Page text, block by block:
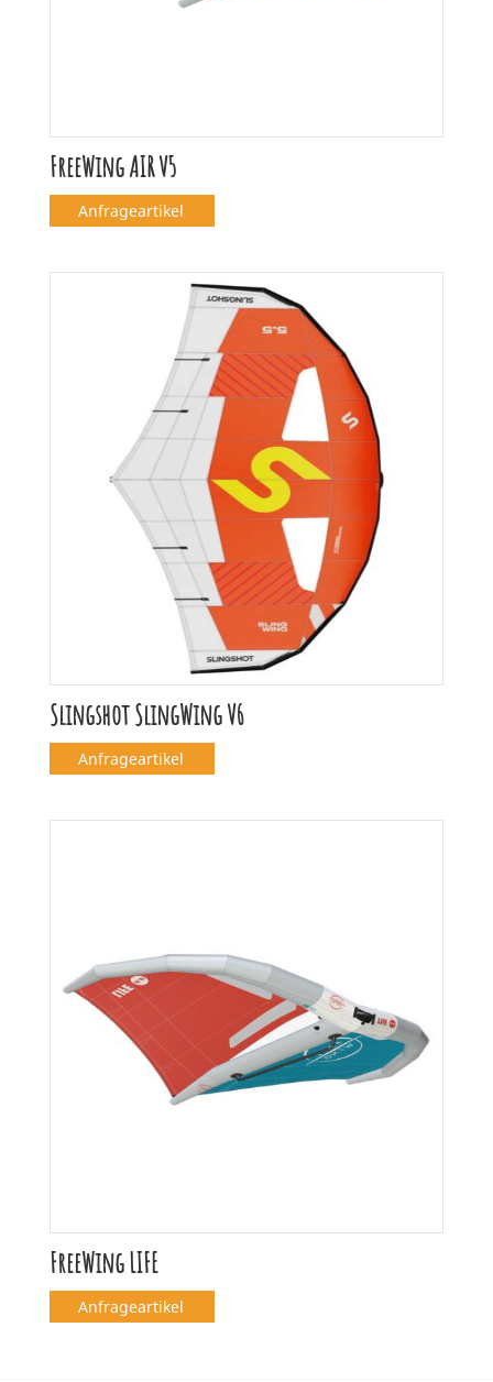
FreeWing AIR V5
Anfrageartikel
Slingshot SlingWing V6
Anfrageartikel
FreeWing LIFE
Anfrageartikel